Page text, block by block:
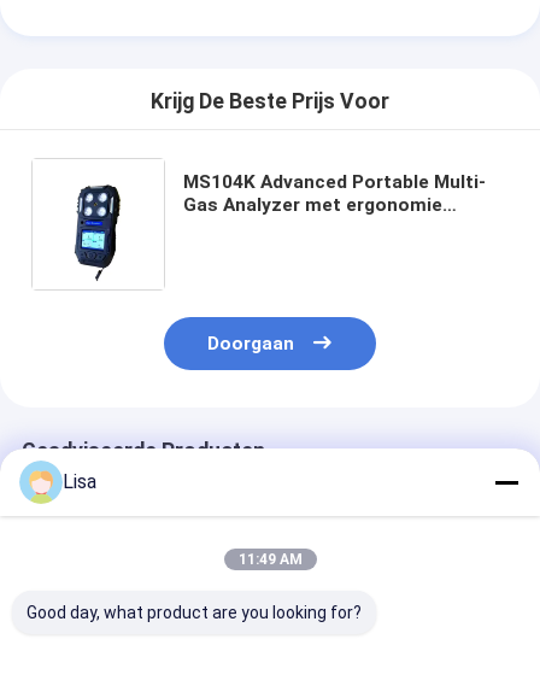
Krijg De Beste Prijs Voor
MS104K Advanced Portable Multi-
Gas Analyzer met ergonomie
Doorgaan
Geadviseerde Producten
Lisa
11:49 AM
Good day, what product are you looking for?